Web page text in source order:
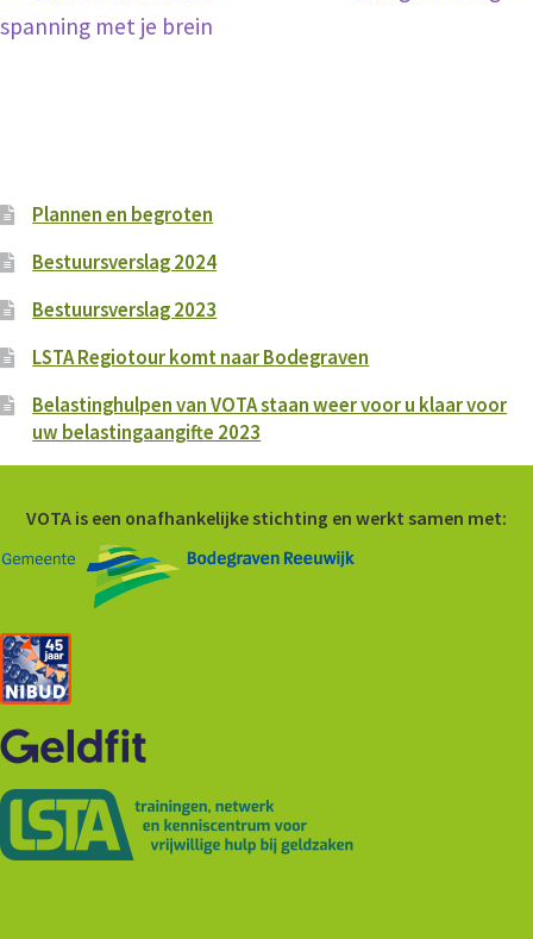
Klachtenregeling
Met wie werkt VOTA samen?
Vrijwilligers
Onze Vrijwilligers
Veel gestelde vragen
Nieuws
Contact
navigatie
bericht:
spanning met je brein
Plannen en begroten
Bestuursverslag 2024
Bestuursverslag 2023
LSTA Regiotour komt naar Bodegraven
Belastinghulpen van VOTA staan weer voor u klaar voor
uw belastingaangifte 2023
VOTA is een onafhankelijke stichting en werkt samen met: